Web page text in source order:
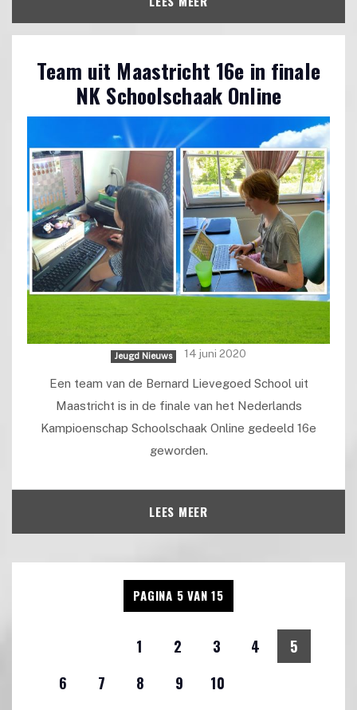
Team uit Maastricht 16e in finale
NK Schoolschaak Online
Jeugd Nieuws 14 juni 2020
Een team van de Bernard Lievegoed School uit
Maastricht is in de finale van het Nederlands
Kampioenschap Schoolschaak Online gedeeld 16e
geworden.
LEES MEER
PAGINA 5 VAN 15
1 2 3 4
5
6
7 8 9 10